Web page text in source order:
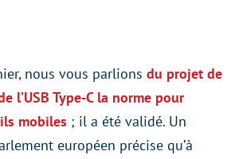
nous vous parlions du projet de
l’USB Type-C la norme pour
mobiles ; il a été validé. Un
européen précise qu’à